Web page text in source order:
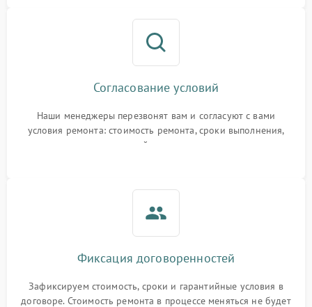
Согласование условий
Наши менеджеры перезвонят вам и согласуют с вами
условия ремонта: стоимость ремонта, сроки выполнения,
гарантийные условия
Фиксация договоренностей
Зафиксируем стоимость, сроки и гарантийные условия в
договоре. Стоимость ремонта в процессе меняться не будет